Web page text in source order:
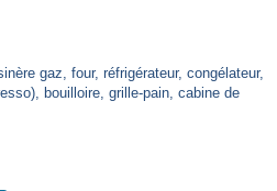
gaz, four, réfrigérateur, congélateur,
bouilloire, grille-pain, cabine de